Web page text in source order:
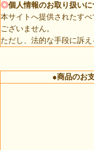
◎個人情報のお取り扱いに
本サイトへ提供されたす
ございません。
ただし、法的な手段に訴
●商品のお